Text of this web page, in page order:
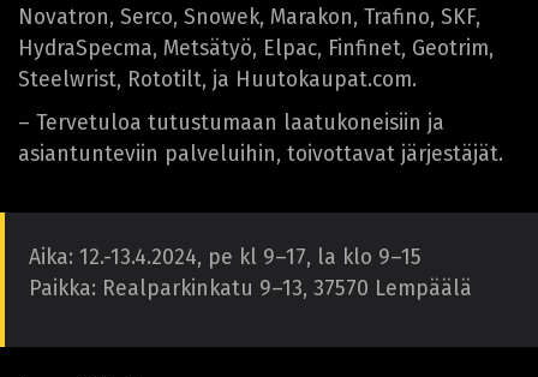
Novatron, Serco, Snowek, Marakon, Trafino, SKF,
HydraSpecma, Metsätyö, Elpac, Finfinet, Geotrim,
Steelwrist, Rototilt, ja Huutokaupat.com.
– Tervetuloa tutustumaan laatukoneisiin ja
asiantunteviin palveluihin, toivottavat järjestäjät.
Aika: 12.-13.4.2024, pe kl 9–17, la klo 9–15
Paikka: Realparkinkatu 9–13, 37570 Lempäälä